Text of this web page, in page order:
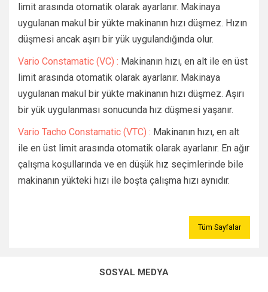
limit arasında otomatik olarak ayarlanır. Makinaya
uygulanan makul bir yükte makinanın hızı düşmez. Hızın
düşmesi ancak aşırı bir yük uygulandığında olur.
Vario Constamatic (VC) : Makinanın hızı, en alt ile en üst
limit arasında otomatik olarak ayarlanır. Makinaya
uygulanan makul bir yükte makinanın hızı düşmez. Aşırı
bir yük uygulanması sonucunda hız düşmesi yaşanır.
Vario Tacho Constamatic (VTC) : Makinanın hızı, en alt
ile en üst limit arasında otomatik olarak ayarlanır. En ağır
çalışma koşullarında ve en düşük hız seçimlerinde bile
makinanın yükteki hızı ile boşta çalışma hızı aynıdır.
Tüm Sayfalar
SOSYAL MEDYA